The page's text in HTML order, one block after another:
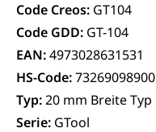
Code Creos: GT104
Code GDD: GT-104
EAN:4973028631531
HS-Code:73269098900
Typ:20 mm Breite Typ
Serie: GTool